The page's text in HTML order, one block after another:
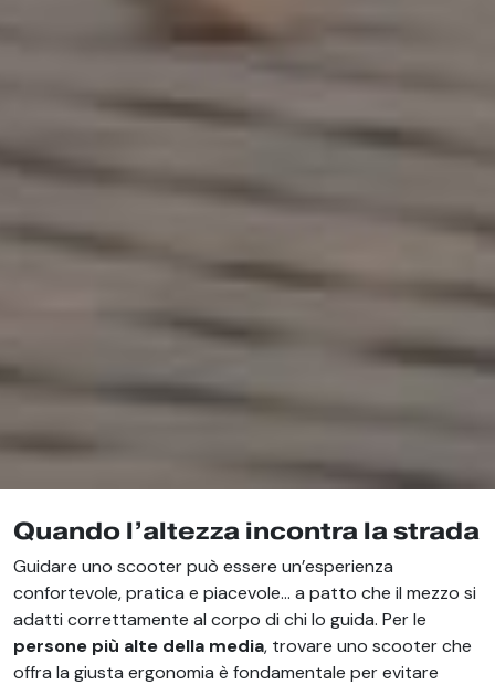
Quando l’altezza incontra la strada
Guidare uno scooter può essere un’esperienza
confortevole, pratica e piacevole… a patto che il mezzo si
adatti correttamente al corpo di chi lo guida. Per le
persone più alte della media, trovare uno scooter che
offra la giusta ergonomia è fondamentale per evitare